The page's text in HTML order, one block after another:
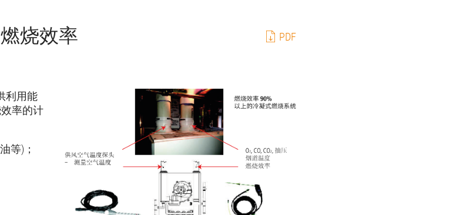
烧效率
PDF
利用能
率的计
等)；